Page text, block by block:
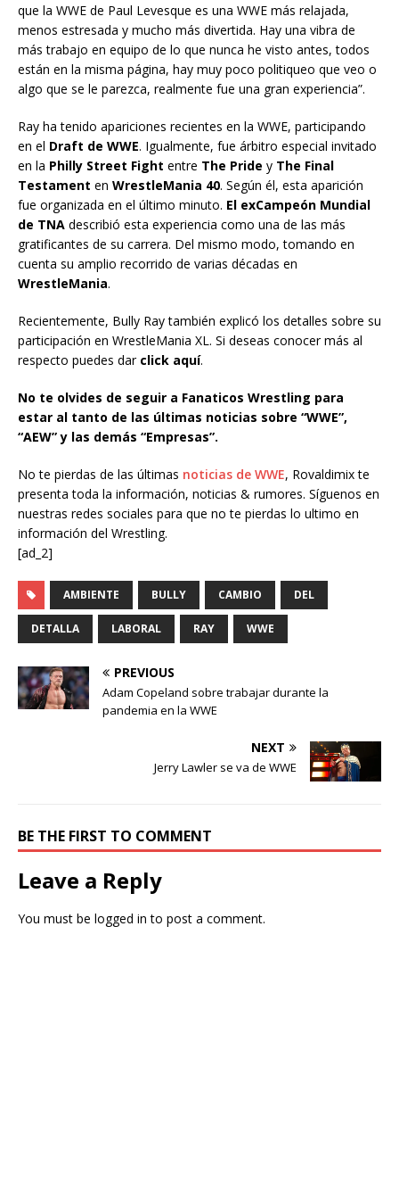
que la WWE de Paul Levesque es una WWE más relajada,
menos estresada y mucho más divertida. Hay una vibra de
más trabajo en equipo de lo que nunca he visto antes, todos
están en la misma página, hay muy poco politiqueo que veo o
algo que se le parezca, realmente fue una gran experiencia”.
Ray ha tenido apariciones recientes en la WWE, participando
en el Draft de WWE. Igualmente, fue árbitro especial invitado
en la Philly Street Fight entre The Pride y The Final
Testament en WrestleMania 40. Según él, esta aparición
fue organizada en el último minuto. El exCampeón Mundial
de TNA describió esta experiencia como una de las más
gratificantes de su carrera. Del mismo modo, tomando en
cuenta su amplio recorrido de varias décadas en
WrestleMania.
Recientemente, Bully Ray también explicó los detalles sobre su
participación en WrestleMania XL. Si deseas conocer más al
respecto puedes dar click aquí.
No te olvides de seguir a Fanaticos Wrestling para
estar al tanto de las últimas noticias sobre “WWE”,
“AEW” y las demás “Empresas”.
No te pierdas de las últimas noticias de WWE, Rovaldimix te
presenta toda la información, noticias & rumores. Síguenos en
nuestras redes sociales para que no te pierdas lo ultimo en
información del Wrestling.
[ad_2]
AMBIENTE BULLY CAMBIO DEL
DETALLA LABORAL RAY WWE
PREVIOUS
Adam Copeland sobre trabajar durante la
pandemia en la WWE
NEXT
Jerry Lawler se va de WWE
BE THE FIRST TO COMMENT
Leave a Reply
You must be logged in to post a comment.